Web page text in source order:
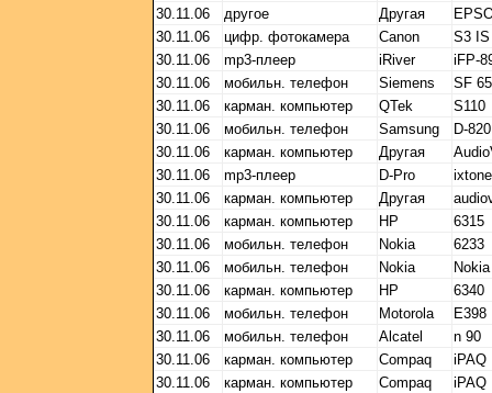
30.11.06
другое Другая
30.11.06
цифр. фотокамера Canon
S3
30.11.06
mp3-плеер iRiver
iFP-
30.11.06
мобильн. телефон Siemens
SF 65
30.11.06
карман. компьютер QTek
S110
30.11.06
мобильн. телефон Samsung
D-820
30.11.06
карман. компьютер Другая
30.11.06
mp3-плеер D-Pro
ixtone
30.11.06
карман. компьютер Другая
30.11.06
карман. компьютер HP
6315
30.11.06
мобильн. телефон Nokia
6233
30.11.06
мобильн. телефон Nokia
30.11.06
карман. компьютер HP
6340
30.11.06
мобильн. телефон Motorola
E398
30.11.06
мобильн. телефон Alcatel
n 90
30.11.06
карман. компьютер Compaq
iPAQ
30.11.06
карман. компьютер Compaq
iPAQ